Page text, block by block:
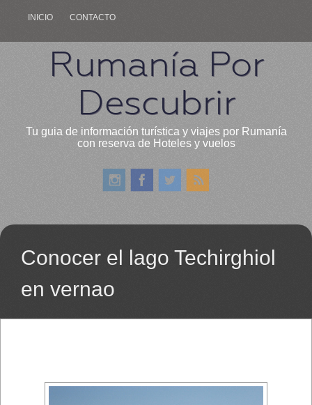
INICIO CONTACTO
Rumanía Por
Descubrir
Tu guia de información turística y viajes por Rumanía
con reserva de Hoteles y vuelos
Conocer el lago Techirghiol
en vernao